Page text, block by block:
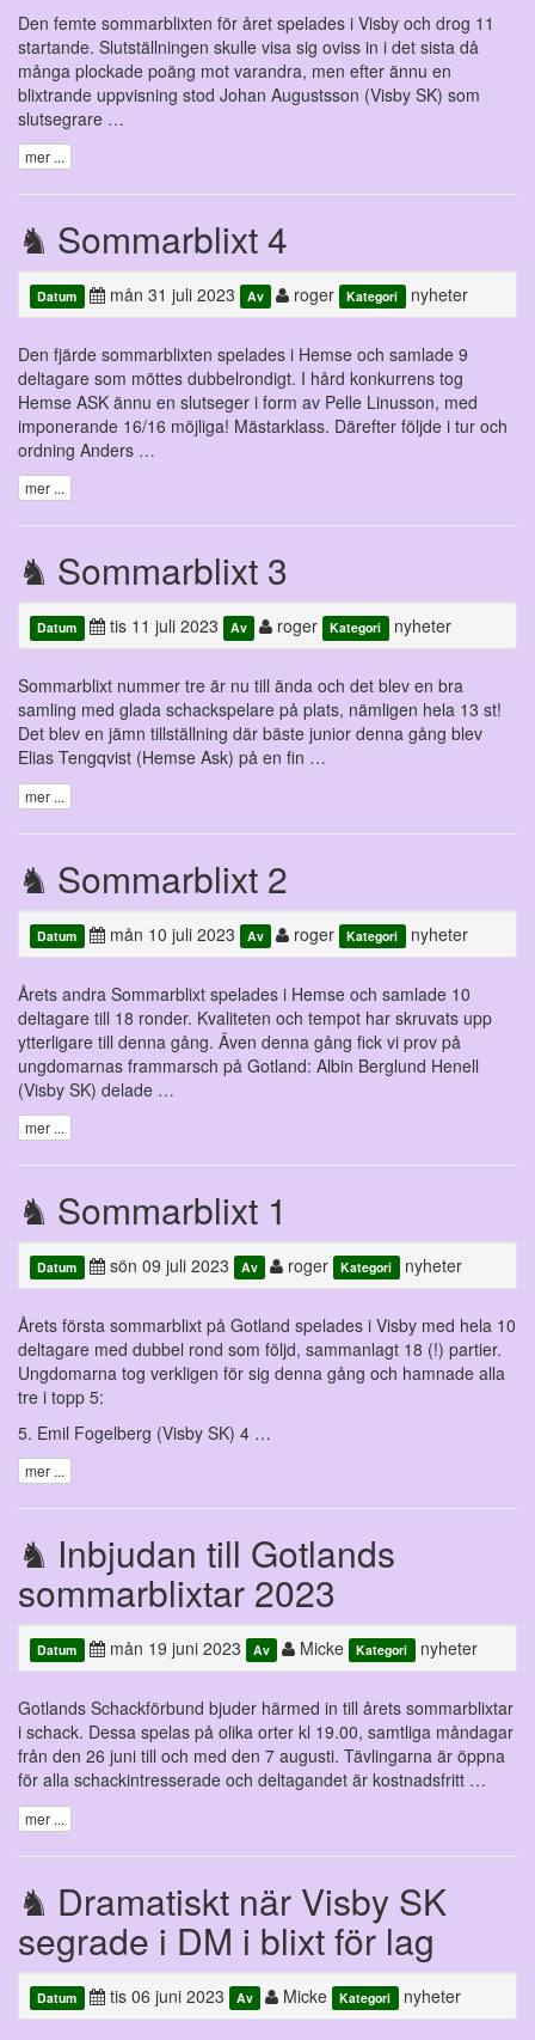
Den femte sommarblixten för året spelades i Visby och drog 11
startande. Slutställningen skulle visa sig oviss in i det sista då
många plockade poäng mot varandra, men efter ännu en
blixtrande uppvisning stod Johan Augustsson (Visby SK) som
slutsegrare …
mer ...
Sommarblixt 4
Datum mån 31 juli 2023 Av roger Kategori nyheter
Den fjärde sommarblixten spelades i Hemse och samlade 9
deltagare som möttes dubbelrondigt. I hård konkurrens tog
Hemse ASK ännu en slutseger i form av Pelle Linusson, med
imponerande 16/16 möjliga! Mästarklass. Därefter följde i tur och
ordning Anders …
mer ...
Sommarblixt 3
Datum tis 11 juli 2023 Av roger Kategori nyheter
Sommarblixt nummer tre är nu till ända och det blev en bra
samling med glada schackspelare på plats, nämligen hela 13 st!
Det blev en jämn tillställning där bäste junior denna gång blev
Elias Tengqvist (Hemse Ask) på en fin …
mer ...
Sommarblixt 2
Datum mån 10 juli 2023 Av roger Kategori nyheter
Årets andra Sommarblixt spelades i Hemse och samlade 10
deltagare till 18 ronder. Kvaliteten och tempot har skruvats upp
ytterligare till denna gång. Även denna gång fick vi prov på
ungdomarnas frammarsch på Gotland: Albin Berglund Henell
(Visby SK) delade …
mer ...
Sommarblixt 1
Datum sön 09 juli 2023 Av roger Kategori nyheter
Årets första sommarblixt på Gotland spelades i Visby med hela 10
deltagare med dubbel rond som följd, sammanlagt 18 (!) partier.
Ungdomarna tog verkligen för sig denna gång och hamnade alla
tre i topp 5:
5. Emil Fogelberg (Visby SK) 4 …
mer ...
Inbjudan till Gotlands
sommarblixtar 2023
Datum mån 19 juni 2023 Av Micke Kategori nyheter
Gotlands Schackförbund bjuder härmed in till årets sommarblixtar
i schack. Dessa spelas på olika orter kl 19.00, samtliga måndagar
från den 26 juni till och med den 7 augusti. Tävlingarna är öppna
för alla schackintresserade och deltagandet är kostnadsfritt …
mer ...
Dramatiskt när Visby SK
segrade i DM i blixt för lag
Datum tis 06 juni 2023 Av Micke Kategori nyheter